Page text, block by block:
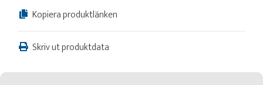
Kopiera produktlänken
Skriv ut produktdata